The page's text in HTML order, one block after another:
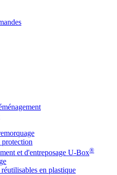
protection
et d'entreposage U-Box®
en plastique